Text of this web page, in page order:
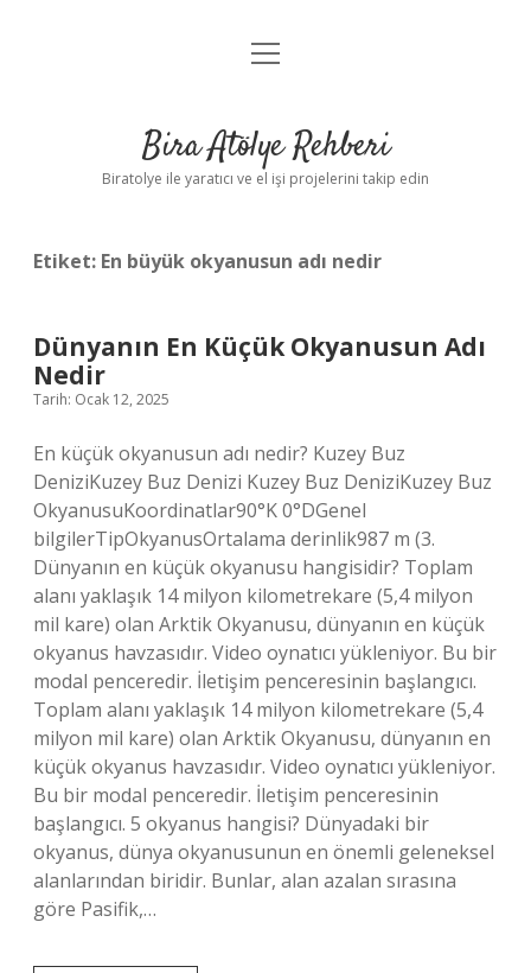
Anasayfa
Yasal Uyarı
menüyü
Bira Atölye Rehberi
Biratolye ile yaratıcı ve el işi projelerini takip edin
Etiket: En büyük okyanusun adı nedir
Dünyanın En Küçük Okyanusun Adı
Nedir
Tarih: Ocak 12, 2025
En küçük okyanusun adı nedir? Kuzey Buz
DeniziKuzey Buz Denizi Kuzey Buz DeniziKuzey Buz
OkyanusuKoordinatlar90°K 0°DGenel
bilgilerTipOkyanusOrtalama derinlik987 m (3.
Dünyanın en küçük okyanusu hangisidir? Toplam
alanı yaklaşık 14 milyon kilometrekare (5,4 milyon
mil kare) olan Arktik Okyanusu, dünyanın en küçük
okyanus havzasıdır. Video oynatıcı yükleniyor. Bu bir
modal penceredir. İletişim penceresinin başlangıcı.
Toplam alanı yaklaşık 14 milyon kilometrekare (5,4
milyon mil kare) olan Arktik Okyanusu, dünyanın en
küçük okyanus havzasıdır. Video oynatıcı yükleniyor.
Bu bir modal penceredir. İletişim penceresinin
başlangıcı. 5 okyanus hangisi? Dünyadaki bir
okyanus, dünya okyanusunun en önemli geleneksel
alanlarından biridir. Bunlar, alan azalan sırasına
göre Pasifik,…